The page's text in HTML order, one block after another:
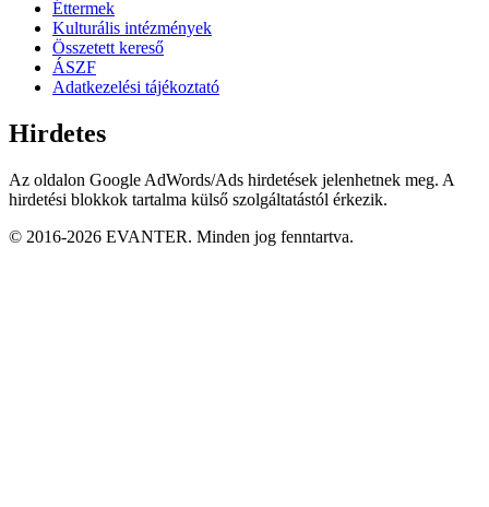
Éttermek
Kulturális intézmények
Összetett kereső
ÁSZF
Adatkezelési tájékoztató
Hirdetes
Az oldalon Google AdWords/Ads hirdetések jelenhetnek meg. A
hirdetési blokkok tartalma külső szolgáltatástól érkezik.
© 2016-2026 EVANTER. Minden jog fenntartva.